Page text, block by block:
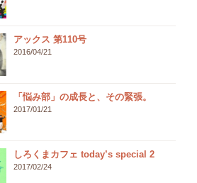
アックス 第110号
2016/04/21
「悩み部」の成長と、その緊張。
2017/01/21
しろくまカフェ today’s special 2
2017/02/24